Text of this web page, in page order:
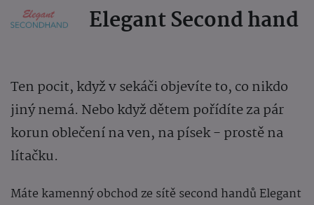
Elegant Second hand
Ten pocit, když v sekáči objevíte to, co nikdo
jiný nemá. Nebo když dětem pořídíte za pár
korun oblečení na ven, na písek - prostě na
lítačku.
Máte kamenný obchod ze sítě second handů Elegant